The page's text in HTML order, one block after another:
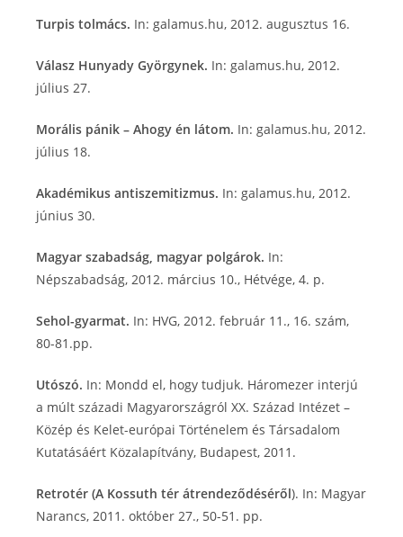
Turpis tolmács. In: galamus.hu, 2012. augusztus 16.
Válasz Hunyady Györgynek. In: galamus.hu, 2012.
július 27.
Morális pánik – Ahogy én látom. In: galamus.hu, 2012.
július 18.
Akadémikus antiszemitizmus. In: galamus.hu, 2012.
június 30.
Magyar szabadság, magyar polgárok. In:
Népszabadság, 2012. március 10., Hétvége, 4. p.
Sehol-gyarmat. In: HVG, 2012. február 11., 16. szám,
80-81.pp.
Utószó. In: Mondd el, hogy tudjuk. Háromezer interjú
a múlt századi Magyarországról XX. Század Intézet –
Közép és Kelet-európai Történelem és Társadalom
Kutatásáért Közalapítvány, Budapest, 2011.
Retrotér (A Kossuth tér átrendeződéséről). In: Magyar
Narancs, 2011. október 27., 50-51. pp.